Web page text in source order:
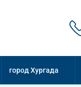
город Хургада